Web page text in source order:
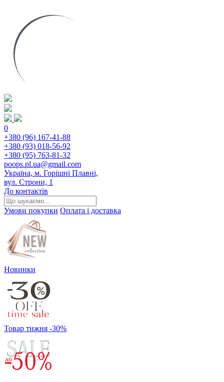
0
+380 (96) 167-41-88
+380 (93) 018-56-92
+380 (95) 763-81-32
poops.pl.ua@gmail.com
Україна, м. Горішні Плавні,
вул. Строни, 1
До контактів
Умови покупки Оплата і доставка
Новинки
Товар тижня -30%